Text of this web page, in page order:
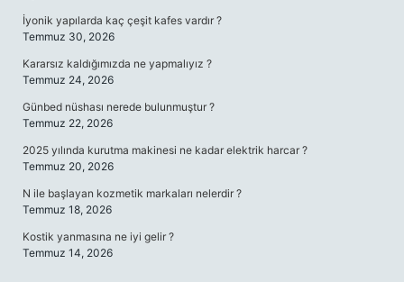
İyonik yapılarda kaç çeşit kafes vardır ?
Temmuz 30, 2026
Kararsız kaldığımızda ne yapmalıyız ?
Temmuz 24, 2026
Günbed nüshası nerede bulunmuştur ?
Temmuz 22, 2026
2025 yılında kurutma makinesi ne kadar elektrik harcar ?
Temmuz 20, 2026
N ile başlayan kozmetik markaları nelerdir ?
Temmuz 18, 2026
Kostik yanmasına ne iyi gelir ?
Temmuz 14, 2026